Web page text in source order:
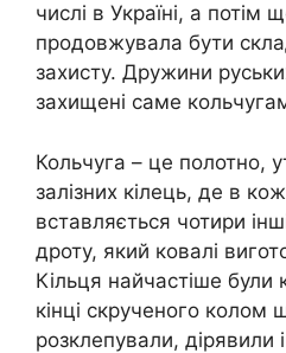
числі в Україні, а потім
продовжувала бути
захисту. Дружини
захищені саме
Кольчуга – це полотно,
залізних кілець, де в
вставляється чотири
дроту, який ковалі
Кільця найчастіше
кінці скрученого колом
розклепували, дірявили